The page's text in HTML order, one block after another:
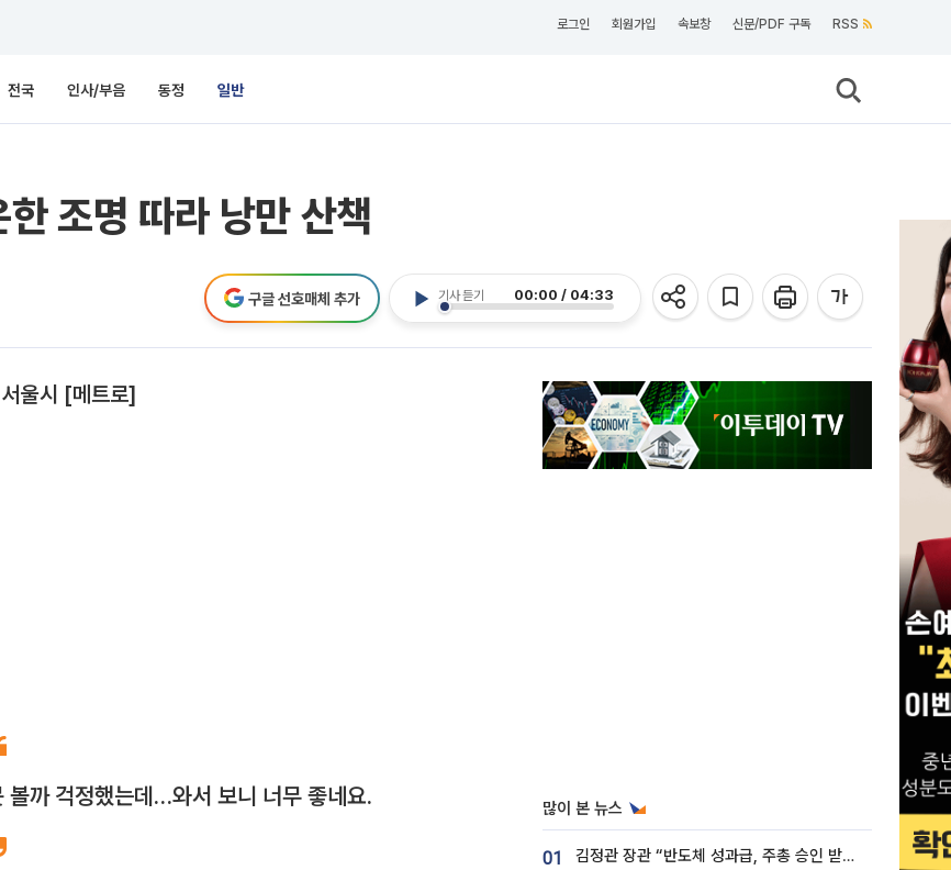
로그인 회원가입 속보창 신문/PDF 구독 RSS
전국 인사/부음 동정 일반
조명 따라 낭만 산책
기사 듣기 00:00 / 04:33
구글 선호매체 추가
울시 [메트로]
볼까 걱정했는데…와서 보니 너무 좋네요. 많이 본 뉴스
01 김정관 장관 “반도체 성과급, 주총 승인 받도록”…상법·자본시장법 개정 시사